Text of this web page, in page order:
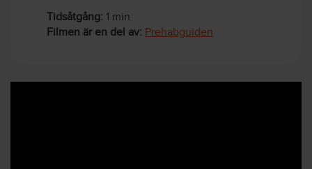
Tidsåtgång: 1 min
Filmen är en del av: Prehabguiden